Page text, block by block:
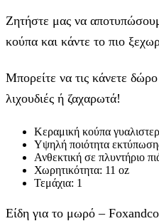
Ζητήστε μας να
κούπα και κάντε το πιο
Μπορείτε να τις κάνετε
λιχουδιές ή ζαχαρωτά!
Κεραμική κούπα
Υψηλή ποιότητα
Ανθεκτική σε πλυντήριο
Χωρητικότητα: 11 oz
Τεμάχια: 1
Είδη για το μωρό –